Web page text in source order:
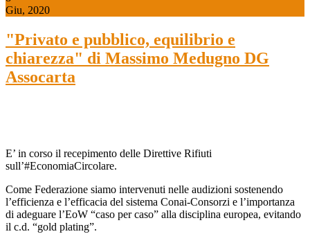
Giu, 2020
"Privato e pubblico, equilibrio e
chiarezza" di Massimo Medugno DG
Assocarta
E’ in corso il recepimento delle Direttive Rifiuti
sull’#EconomiaCircolare.
Come Federazione siamo intervenuti nelle audizioni sostenendo
l’efficienza e l’efficacia del sistema Conai-Consorzi e l’importanza
di adeguare l’EoW “caso per caso” alla disciplina europea, evitando
il c.d. “gold plating”.